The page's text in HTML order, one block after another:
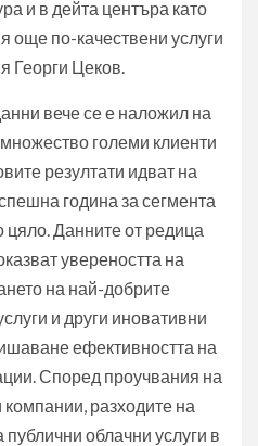
и в дейта центъра като
още по-качествени услуги
Георги Цеков.
вече се е наложил на
големи клиенти
резултати идват на
година за сегмента
цяло. Данните от редица
увереността на
на най-добрите
и други иновативни
ефективността на
Според проучвания на
разходите на
облачни услуги в